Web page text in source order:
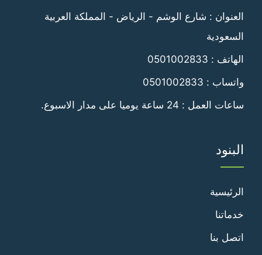
العنوان : شارع الوشم - الرياض - المملكة العربية
السعودية
الهاتف : 0501002833
واتساب : 0501002833
ساعات العمل : 24 ساعة يوميا على مدار الاسبوع.
البنود
الرئيسية
خدماتنا
اتصل بنا